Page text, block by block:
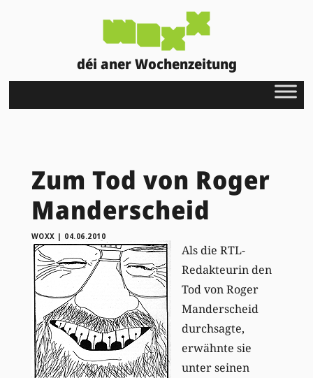
déi aner Wochenzeitung
Zum Tod von Roger
Manderscheid
WOXX | 04.06.2010
Als die RTL-
Redakteurin den
Tod von Roger
Manderscheid
durchsagte,
erwähnte sie
unter seinen